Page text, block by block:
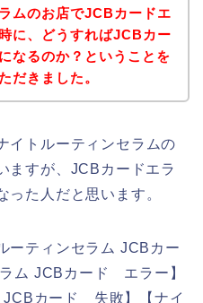
ムのお店でJCBカードエ
に、どうすればJCBカー
なるのか？ということを
だきました。
イトルーティンセラムの
ますが、JCBカードエラ
った人だと思います。
ーティンセラム JCBカー
ム JCBカード エラー】
JCBカード 失敗】【ナイ